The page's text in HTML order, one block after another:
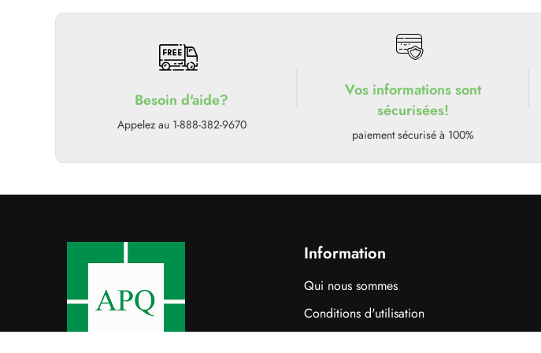
Besoin d'aide?
Appelez au 1-888-382-9670
Vos informations sont
sécurisées!
paiement sécurisé à 100%
Information
Qui nous sommes
Conditions d'utilisation